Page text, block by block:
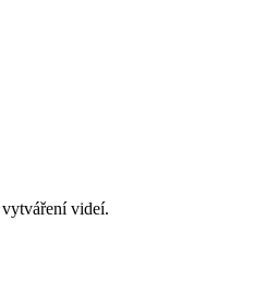
videí.